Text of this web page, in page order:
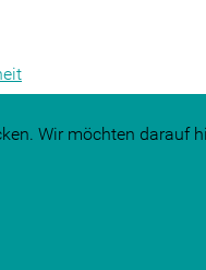
Wir möchten darauf